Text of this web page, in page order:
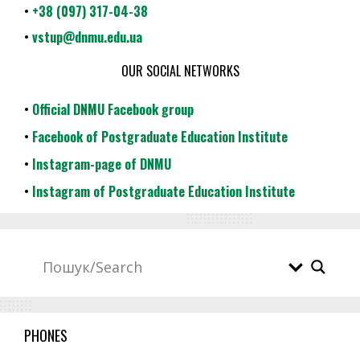
• +38 (097) 317-04-38
• vstup@dnmu.edu.ua
OUR SOCIAL NETWORKS
• Official DNMU Facebook group
• Facebook of Postgraduate Education Institute
• Instagram-page of DNMU
• Instagram of Postgraduate Education Institute
PHONES